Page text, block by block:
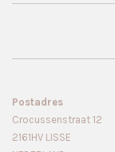
Postadres
Crocussenstraat 12
2161HV LISSE